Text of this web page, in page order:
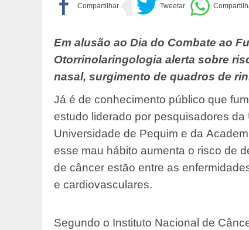
Em alusão ao Dia do Combate ao
Otorrinolaringologia alerta sobre
nasal, surgimento de quadros de
Já é de conhecimento público que
estudo liderado por pesquisadores
Universidade de Pequim e da
esse mau hábito aumenta o risco de
de câncer estão entre as
e cardiovasculares.
Segundo o Instituto Nacional de